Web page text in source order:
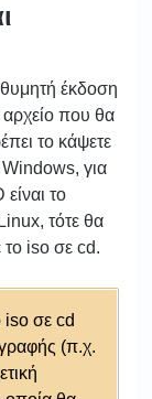
έκδοση
αρχείο που θα
το κάψετε
για
το
τότε θα
το iso σε cd.
iso σε cd
(π.χ.